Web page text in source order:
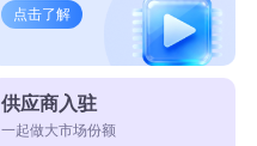
点击了解
供应商入驻
一起做大市场份额